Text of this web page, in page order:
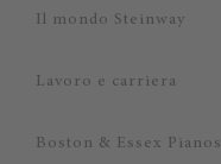
Il mondo Steinway
Lavoro e carriera
Boston & Essex Pianos